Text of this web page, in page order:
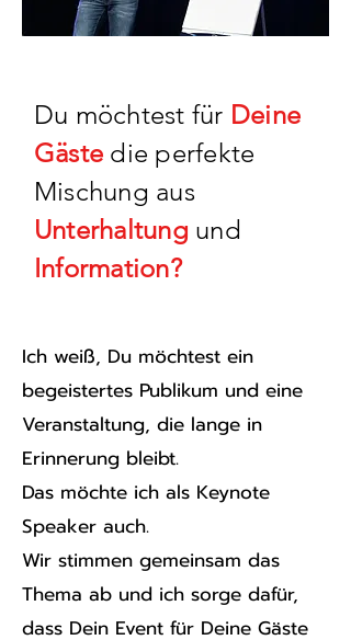
Du möchtest für Deine
Gäste die perfekte
Mischung aus
Unterhaltung und
Information?
Ich weiß, Du möchtest ein
begeistertes Publikum und eine
Veranstaltung, die lange in
Erinnerung bleibt.
Das möchte ich als Keynote
Speaker auch.
Wir stimmen gemeinsam das
Thema ab und ich sorge dafür,
dass Dein Event für Deine Gäste